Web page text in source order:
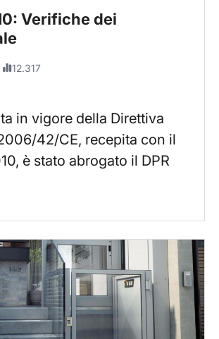
Verifiche dei
12.317
in vigore della Direttiva
42/CE, recepita con il
è stato abrogato il DPR